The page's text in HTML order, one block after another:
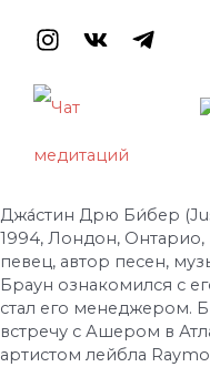
содержимому
Джа́стин Дрю Би́бер
1994, Лондон, Онтарио,
певец, автор песен,
Браун ознакомился с
стал его менеджером.
встречу с Ашером в
артистом лейбла
Навигация
записям